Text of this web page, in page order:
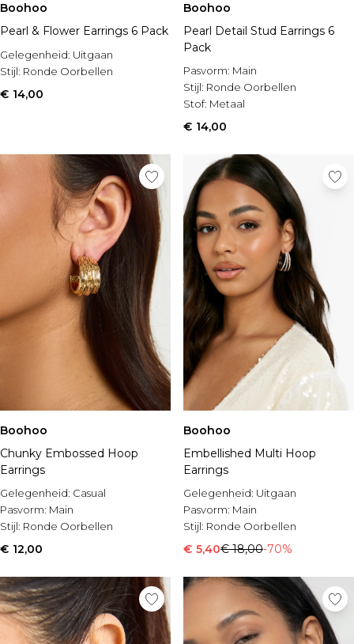
Boohoo
Pearl & Flower Earrings 6 Pack
Gelegenheid: Uitgaan
Stijl: Ronde Oorbellen
€ 14,00
Boohoo
Pearl Detail Stud Earrings 6
Pack
Pasvorm: Main
Stijl: Ronde Oorbellen
Stof: Metaal
€ 14,00
Boohoo
Chunky Embossed Hoop
Earrings
Gelegenheid: Casual
Pasvorm: Main
Stijl: Ronde Oorbellen
€ 12,00
Boohoo
Embellished Multi Hoop
Earrings
Gelegenheid: Uitgaan
Pasvorm: Main
Stijl: Ronde Oorbellen
€ 5,40€ 18,00-70%